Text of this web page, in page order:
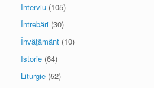
Interviu (105)
Întrebări (30)
Învăţământ (10)
Istorie (64)
Liturgie (52)